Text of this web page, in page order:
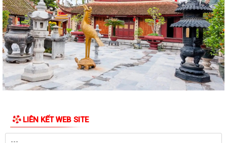
địa chỉ thửa đất tại TDP Đồng...
Thông báo về việc công bố công khai Quyết định số 55/2026/QĐ-
UBND ngày 08/7/2026 của UBND thành phố...
Công bố công khai danh mục thủ tục hành chính đủ điều kiện cung cấp
dịch vụ công trực tuyến và thủ...
Thông báo Ban hành bổ sung, sửa đổi mã định danh cho các cơ quan,
Triển khai Nghị định số 294/2026/NĐ-CP, Nghị định số 295/2026/NĐ-
CP và Nghị định số 296/2026/NĐ-CP...
LIÊN KẾT WEB SITE